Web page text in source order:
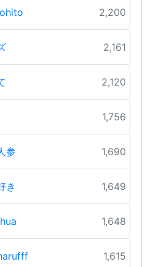
2,200 pts
2,161 pts
2,120 pts
1,756 pts
参 1,690 pts
き 1,649 pts
1,648 pts
1,615 pts